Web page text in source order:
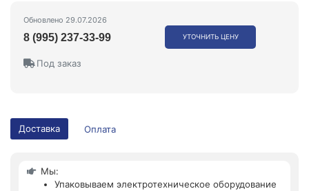
Обновлено 29.07.2026
8 (995) 237-33-99 УТОЧНИТЬ ЦЕНУ
Под заказ
Доставка Оплата
Мы:
Упаковываем электротехническое оборудование